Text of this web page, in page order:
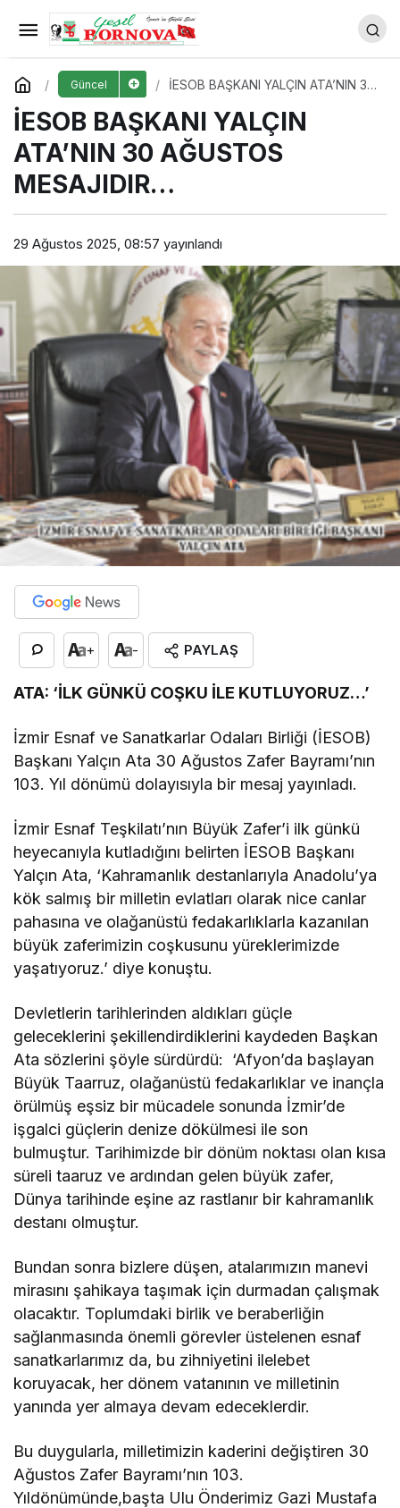
Güncel
İESOB BAŞKANI YALÇIN ATA’NIN 30
İESOB BAŞKANI YALÇIN
ATA’NIN 30 AĞUSTOS
MESAJIDIR…
29 Ağustos 2025, 08:57 yayınlandı
+ - PAYLAŞ
ATA: ‘İLK GÜNKÜ COŞKU İLE KUTLUYORUZ…’
İzmir Esnaf ve Sanatkarlar Odaları Birliği (İESOB)
Başkanı Yalçın Ata 30 Ağustos Zafer Bayramı’nın
103. Yıl dönümü dolayısıyla bir mesaj yayınladı.
İzmir Esnaf Teşkilatı’nın Büyük Zafer’i ilk günkü
heyecanıyla kutladığını belirten İESOB Başkanı
Yalçın Ata, ‘Kahramanlık destanlarıyla Anadolu’ya
kök salmış bir milletin evlatları olarak nice canlar
pahasına ve olağanüstü fedakarlıklarla kazanılan
büyük zaferimizin coşkusunu yüreklerimizde
yaşatıyoruz.’ diye konuştu.
Devletlerin tarihlerinden aldıkları güçle
geleceklerini şekillendirdiklerini kaydeden Başkan
Ata sözlerini şöyle sürdürdü: ‘Afyon’da başlayan
Büyük Taarruz, olağanüstü fedakarlıklar ve inançla
örülmüş eşsiz bir mücadele sonunda İzmir’de
işgalci güçlerin denize dökülmesi ile son
bulmuştur. Tarihimizde bir dönüm noktası olan kısa
süreli taaruz ve ardından gelen büyük zafer,
Dünya tarihinde eşine az rastlanır bir kahramanlık
destanı olmuştur.
Bundan sonra bizlere düşen, atalarımızın manevi
mirasını şahikaya taşımak için durmadan çalışmak
olacaktır. Toplumdaki birlik ve beraberliğin
sağlanmasında önemli görevler üstelenen esnaf
sanatkarlarımız da, bu zihniyetini ilelebet
koruyacak, her dönem vatanının ve milletinin
yanında yer almaya devam edeceklerdir.
Bu duygularla, milletimizin kaderini değiştiren 30
Ağustos Zafer Bayramı’nın 103.
Yıldönümünde,başta Ulu Önderimiz Gazi Mustafa
Başkan Eşki’den İzmir’e örnek
olacak projesi
Yorum Yap